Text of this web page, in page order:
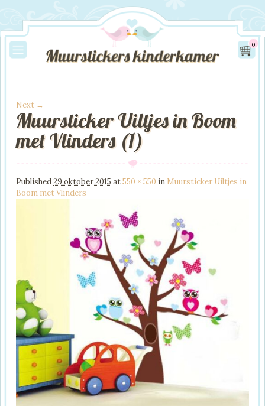
0
Image navigation
Next →
Muursticker Uiltjes in Boom
met Vlinders (1)
Published29 oktober 2015 at550 × 550 in Muursticker Uiltjes in
Boom met Vlinders